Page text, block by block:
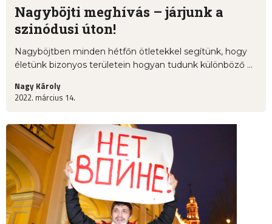
Nagyböjti meghívás – járjunk a
szinódusi úton!
Nagyböjtben minden hétfőn ötletekkel segítünk, hogy
életünk bizonyos területein hogyan tudunk különböző ...
Nagy Károly
2022. március 14.